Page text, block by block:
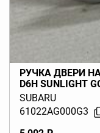
РУЧКА ДВЕРИ
D6H SUNLIGHT
LEGACY BL BP
SUBARU
61022AG000G3